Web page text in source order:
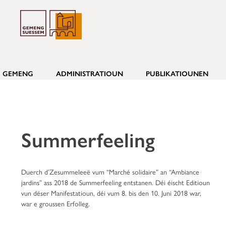
GEMENG ADMINISTRATIOUN PUBLIKATIOUNEN
Summerfeeling
Duerch d’Zesummeleeë vum “Marché solidaire” an “Ambiance
jardins” ass 2018 de Summerfeeling entstanen. Déi éischt Editioun
vun dëser Manifestatioun, déi vum 8. bis den 10. Juni 2018 war,
war e groussen Erfolleg.